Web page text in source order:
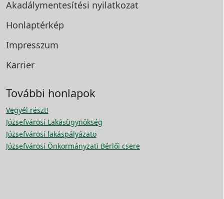
Akadálymentesítési nyilatkozat
Honlaptérkép
Impresszum
Karrier
További honlapok
Vegyél részt!
Józsefvárosi Lakásügynökség
Józsefvárosi lakáspályázato
Józsefvárosi Önkormányzati Bérlői csere